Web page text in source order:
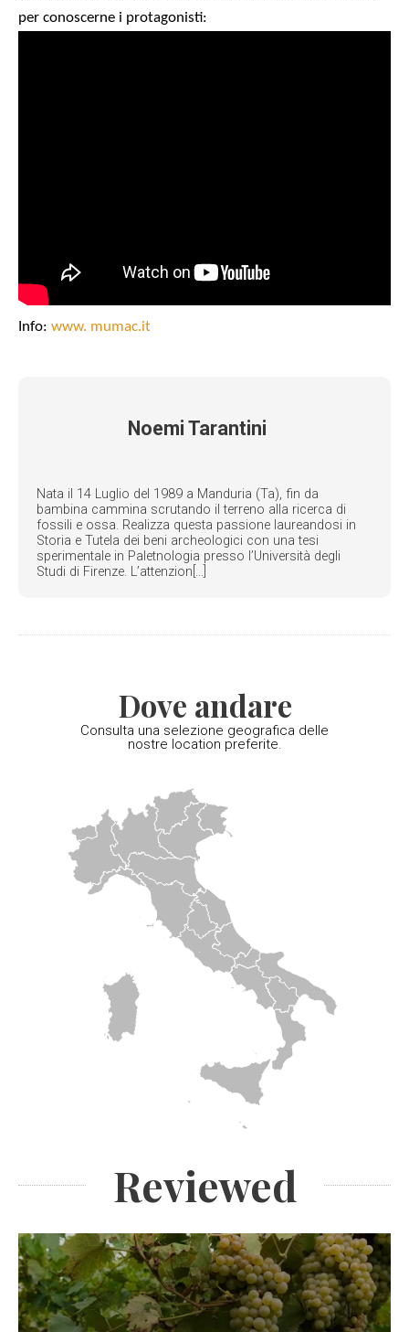
per conoscerne i protagonisti:
Info: www. mumac.it
Noemi Tarantini
Nata il 14 Luglio del 1989 a Manduria (Ta), fin da
bambina cammina scrutando il terreno alla ricerca di
fossili e ossa. Realizza questa passione laureandosi in
Storia e Tutela dei beni archeologici con una tesi
sperimentale in Paletnologia presso l’Università degli
Studi di Firenze. L’attenzion[...]
Dove andare
Consulta una selezione geografica delle
nostre location preferite.
Reviewed